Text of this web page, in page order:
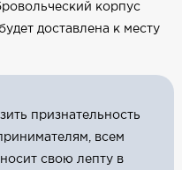
корпус
доставлена к месту
признательность
всем
свою лепту в